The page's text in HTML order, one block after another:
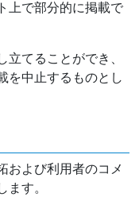
上で部分的に掲載で
てることができ、
を中止するものとし
および利用者のコメ
ます。